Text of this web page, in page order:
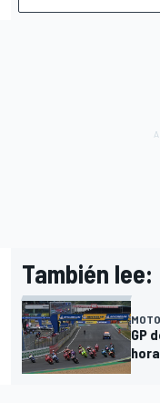
También lee:
GP